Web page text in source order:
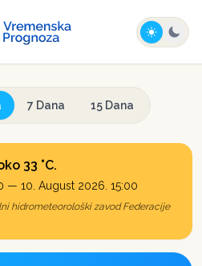
7 Dana 15 Dana
33 °C.
— 10. August 2026. 15:00
hidrometeorološki zavod Federacije